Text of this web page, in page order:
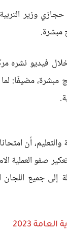
مبشرة.
فيديو نشره
والتعليم، أن
صفو العملية
إلى جميع اللجان
2023